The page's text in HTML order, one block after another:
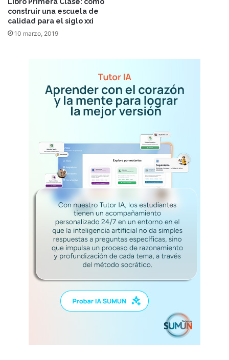
Libro Primera Clase: cómo
construir una escuela de
calidad para el siglo xxi
10 marzo, 2019